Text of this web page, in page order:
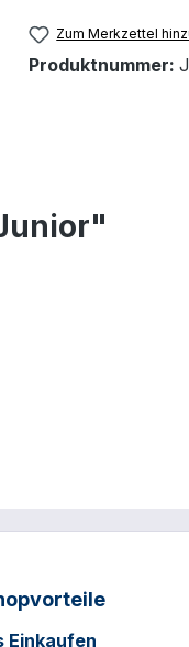
Zum Merkzettel
Produktnummer:
Einkaufen